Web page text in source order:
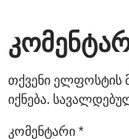
თქვენი ელფოსტის
იქნება.
კომენტარი *